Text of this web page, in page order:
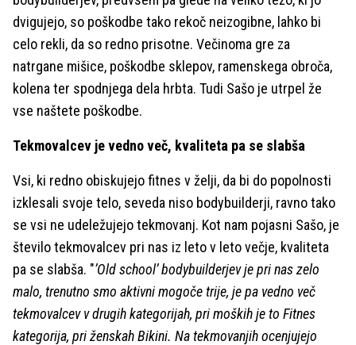
dvigujejo, so poškodbe tako rekoč neizogibne, lahko bi
celo rekli, da so redno prisotne. Večinoma gre za
natrgane mišice, poškodbe sklepov, ramenskega obroča,
kolena ter spodnjega dela hrbta. Tudi Sašo je utrpel že
vse naštete poškodbe.
Tekmovalcev je vedno več, kvaliteta pa se slabša
Vsi, ki redno obiskujejo fitnes v želji, da bi do popolnosti
izklesali svoje telo, seveda niso bodybuilderji, ravno tako
se vsi ne udeležujejo tekmovanj. Kot nam pojasni Sašo, je
število tekmovalcev pri nas iz leto v leto večje, kvaliteta
pa se slabša. "’Old school’ bodybuilderjev je pri nas zelo
malo, trenutno smo aktivni mogoče trije, je pa vedno več
tekmovalcev v drugih kategorijah, pri moških je to Fitnes
kategorija, pri ženskah Bikini. Na tekmovanjih ocenjujejo